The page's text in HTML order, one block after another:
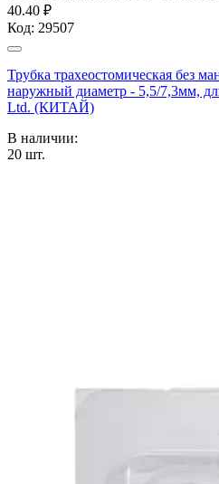
40.40 ₽
Код: 29507
Трубка трахеостомическая без
наружный диаметр - 5,5/7,3мм,
Ltd. (КИТАЙ)
В наличии:
20 шт.